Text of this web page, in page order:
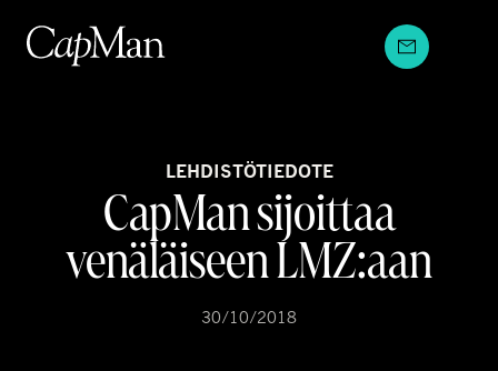
sisältöön
LEHDISTÖTIEDOTE
CapMan sijoittaa
venäläiseen LMZ:aan
30/10/2018